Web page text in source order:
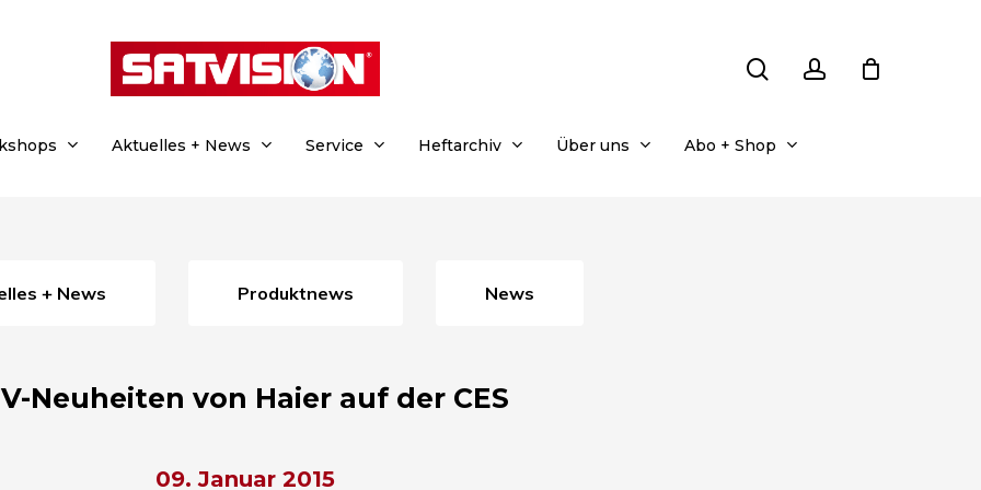
Aktuelles + News Service Heftarchiv Über uns Abo + Shop
+ News Produktnews News
Neuheiten von Haier auf der CES
09. Januar 2015